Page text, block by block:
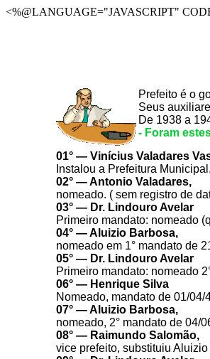
<%@LANGUAGE="JAVASCRIPT"
Prefeito é o
Seus
De 1938 a
- Foram
01° — Vinícius Valadares
Instalou a Prefeitura
02° — Antonio Valadares,
nomeado. ( sem registro de
03° — Dr. Lindouro Avelar
Primeiro mandato: nomeado
04° — Aluizio Barbosa,
nomeado em 1° mandato de
05° — Dr. Lindouro Avelar
Primeiro mandato: nomeado
06° — Henrique Silva
Nomeado, mandato de 01/04/
07° — Aluizio Barbosa,
nomeado, 2° mandato de 04/
08° — Raimundo Salomão,
vice prefeito, substituiu